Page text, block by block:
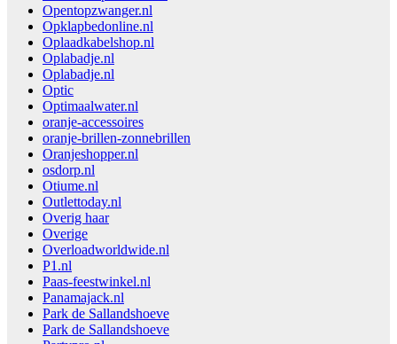
Opentopzwanger.nl
Opklapbedonline.nl
Oplaadkabelshop.nl
Oplabadje.nl
Oplabadje.nl
Optic
Optimaalwater.nl
oranje-accessoires
oranje-brillen-zonnebrillen
Oranjeshopper.nl
osdorp.nl
Otiume.nl
Outlettoday.nl
Overig haar
Overige
Overloadworldwide.nl
P1.nl
Paas-feestwinkel.nl
Panamajack.nl
Park de Sallandshoeve
Park de Sallandshoeve